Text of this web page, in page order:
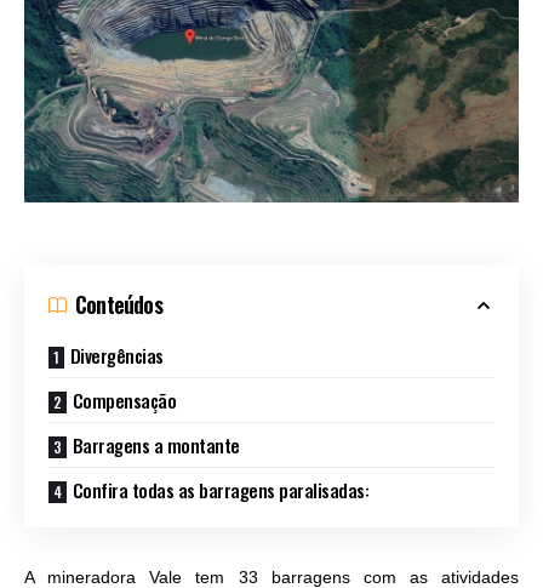
Conteúdos
Divergências
Compensação
Barragens a montante
Confira todas as barragens paralisadas:
A mineradora Vale tem 33 barragens com as atividades